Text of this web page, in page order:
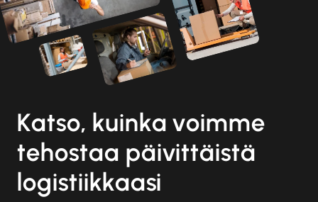
Katso, kuinka voimme
tehostaa päivittäistä
logistiikkaasi